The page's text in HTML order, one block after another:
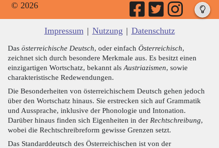
© 2026
Impressum | Nutzung | Datenschutz
Das österreichische Deutsch, oder einfach Österreichisch,
zeichnet sich durch besondere Merkmale aus. Es besitzt einen
einzigartigen Wortschatz, bekannt als Austriazismen, sowie
charakteristische Redewendungen.
Die Besonderheiten von österreichischem Deutsch gehen jedoch
über den Wortschatz hinaus. Sie erstrecken sich auf Grammatik
und Aussprache, inklusive der Phonologie und Intonation.
Darüber hinaus finden sich Eigenheiten in der Rechtschreibung,
wobei die Rechtschreibreform gewisse Grenzen setzt.
Das Standarddeutsch des Österreichischen ist von der